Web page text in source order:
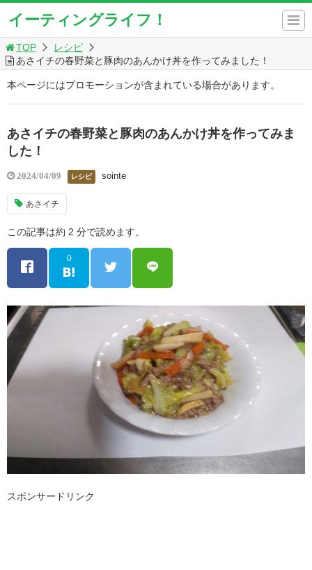
イーティングライフ！
TOP
レシピ
あさイチの春野菜と豚肉のあんかけ丼を作ってみました！
本ページにはプロモーションが含まれている場合があります。
あさイチの春野菜と豚肉のあんかけ丼を作ってみま
した！
2024/04/09 レシピ sointe
あさイチ
この記事は約 2 分で読めます。
0
スポンサードリンク